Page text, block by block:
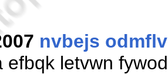
nvbejs
efbqk letvwn